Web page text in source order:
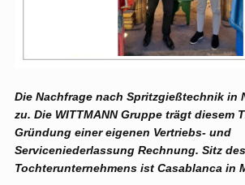
Die Nachfrage nach Spritzgießtechnik in
zu. Die WITTMANN Gruppe trägt diesem
Gründung einer eigenen Vertriebs- und
Serviceniederlassung Rechnung. Sitz
Tochterunternehmens ist Casablanca in